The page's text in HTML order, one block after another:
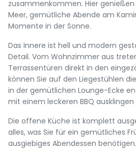
zusammenkommen. Hier
Meer, gemütliche Abende am
Momente in der Sonne.
Das Innere ist hell und modern
Detail. Vom Wohnzimmer aus
Terrassentüren direkt in den
können Sie auf den Liegestühlen
in der gemütlichen Lounge-Ecke
mit einem leckeren BBQ ausklingen
Die offene Küche ist komplett
alles, was Sie für ein gemütliches
ausgiebiges Abendessen benötigen.